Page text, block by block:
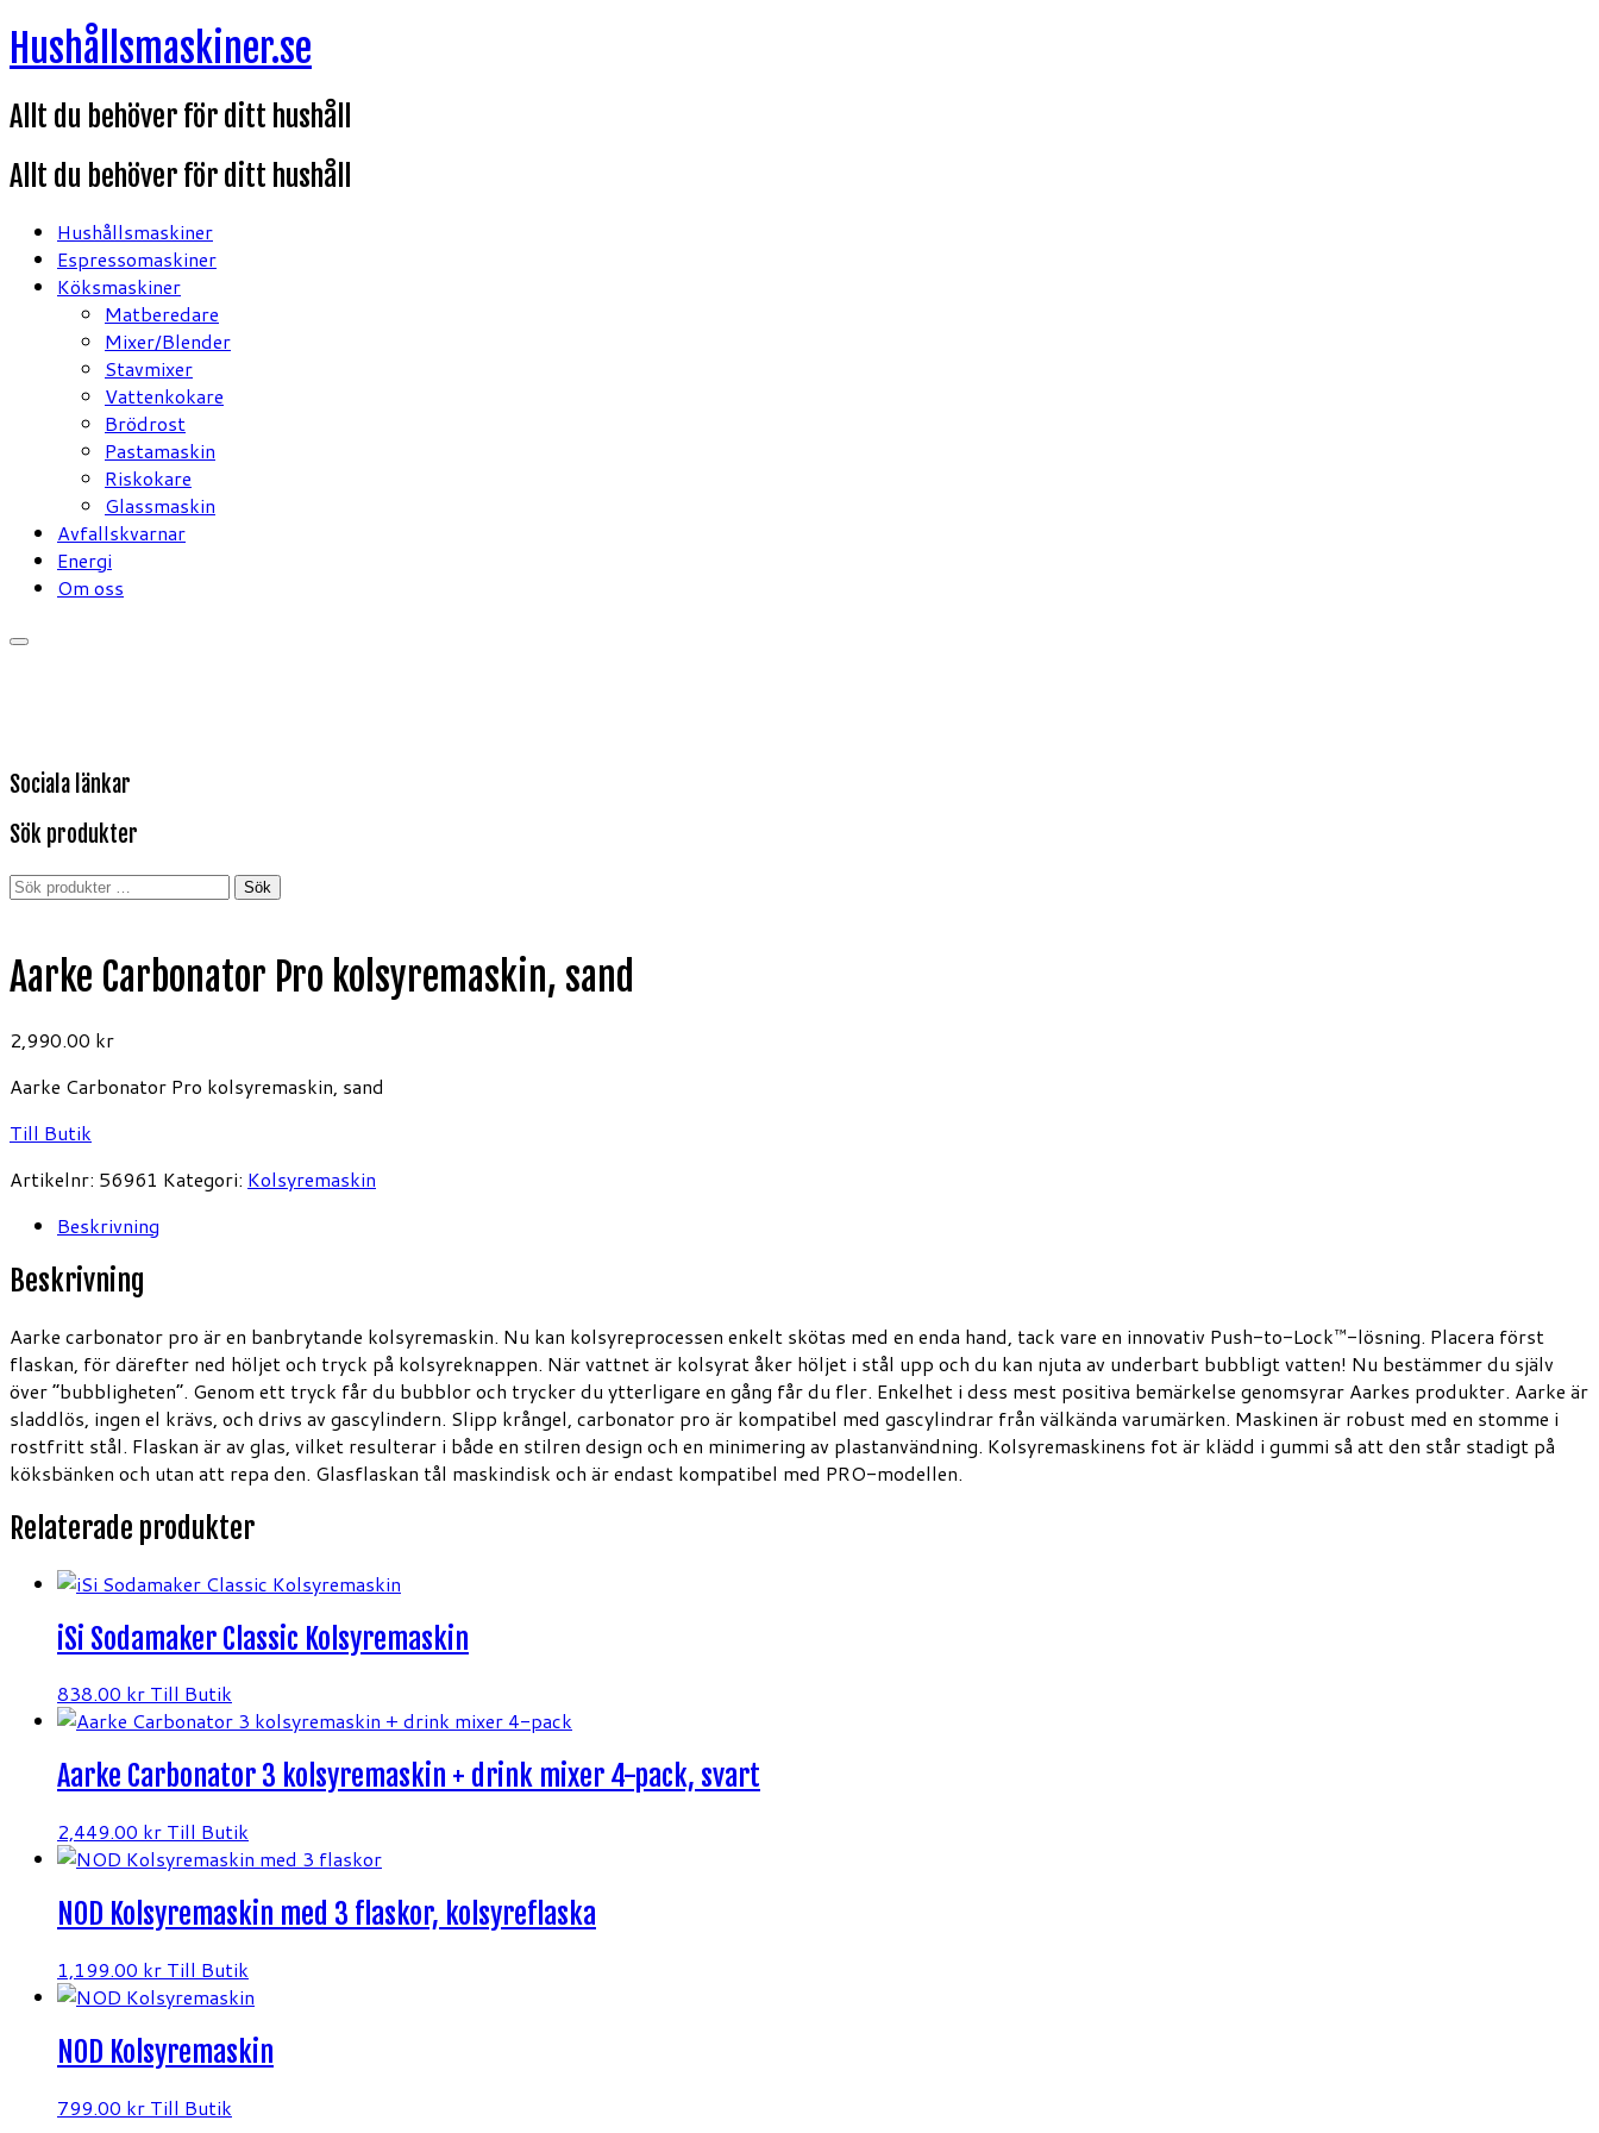
Hoppa
till
Hushållsmaskiner.se
Allt du behöver för ditt hushåll
Allt du behöver för ditt hushåll
Hushållsmaskiner
Espressomaskiner
Köksmaskiner
Matberedare
Mixer/Blender
Stavmixer
Vattenkokare
Brödrost
Pastamaskin
Riskokare
Glassmaskin
Avfallskvarnar
Energi
Om oss
Sociala länkar
Sök produkter
Sök
Sök
Aarke Carbonator Pro kolsyremaskin, sand
2,990.00 kr
Aarke Carbonator Pro kolsyremaskin, sand
Till Butik
Artikelnr: 56961 Kategori: Kolsyremaskin
Beskrivning
Beskrivning
Aarke carbonator pro är en banbrytande kolsyremaskin. Nu kan kolsyreprocessen enkelt skötas med en enda hand, tack vare en innovativ Push-to-Lock™-lösning. Placera först
flaskan, för därefter ned höljet och tryck på kolsyreknappen. När vattnet är kolsyrat åker höljet i stål upp och du kan njuta av underbart bubbligt vatten! Nu bestämmer du själv
över ”bubbligheten”. Genom ett tryck får du bubblor och trycker du ytterligare en gång får du fler. Enkelhet i dess mest positiva bemärkelse genomsyrar Aarkes produkter. Aarke är
sladdlös, ingen el krävs, och drivs av gascylindern. Slipp krångel, carbonator pro är kompatibel med gascylindrar från välkända varumärken. Maskinen är robust med en stomme i
rostfritt stål. Flaskan är av glas, vilket resulterar i både en stilren design och en minimering av plastanvändning. Kolsyremaskinens fot är klädd i gummi så att den står stadigt på
köksbänken och utan att repa den. Glasflaskan tål maskindisk och är endast kompatibel med PRO-modellen.
Relaterade produkter
iSi Sodamaker Classic Kolsyremaskin
838.00 kr Till Butik
Aarke Carbonator 3 kolsyremaskin + drink mixer 4-pack, svart
2,449.00 kr Till Butik
NOD Kolsyremaskin med 3 flaskor, kolsyreflaska
1,199.00 kr Till Butik
NOD Kolsyremaskin
799.00 kr Till Butik